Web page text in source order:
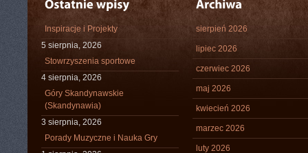
Inspiracje i Projekty
5 sierpnia, 2026
Stowrzyszenia sportowe
4 sierpnia, 2026
Góry Skandynawskie
(Skandynawia)
3 sierpnia, 2026
Porady Muzyczne i Nauka Gry
sierpień 2026
lipiec 2026
czerwiec 2026
maj 2026
kwiecień 2026
marzec 2026
luty 2026